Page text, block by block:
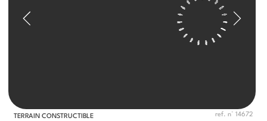
TERRAIN CONSTRUCTIBLE ref. n° 14672